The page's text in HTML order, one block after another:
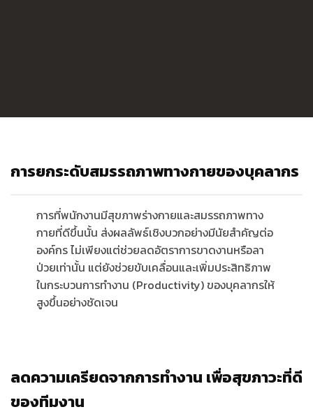
การยกระดับสมรรถภาพทางกายของบุคลากร
การที่พนักงานมีสุขภาพร่างกายและสมรรถภาพทาง
กายที่ดีขึ้นนั้น ส่งผลลัพธ์เชิงบวกอย่างมีนัยสำคัญต่อ
องค์กร ไม่เพียงแต่ช่วยลดอัตราการขาดงานหรือลา
ป่วยเท่านั้น แต่ยังช่วยขับเคลื่อนและเพิ่มประสิทธิภาพ
ในกระบวนการทำงาน (Productivity) ของบุคลากรให้
สูงขึ้นอย่างชัดเจน
ลดความเครียดจากการทำงาน เพื่อสุขภาวะที่ดี
ของทีมงาน